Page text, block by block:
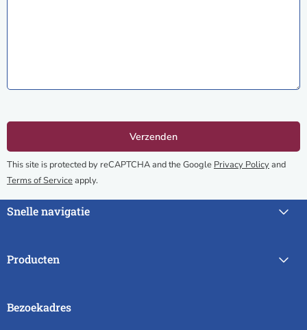
This site is protected by reCAPTCHA and the Google Privacy Policyand
Terms of Serviceapply.
Snelle navigatie
Producten
Bezoekadres